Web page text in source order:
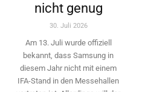
nicht genug
30. Juli 2026
Am 13. Juli wurde offiziell
bekannt, dass Samsung in
diesem Jahr nicht mit einem
IFA-Stand in den Messehallen